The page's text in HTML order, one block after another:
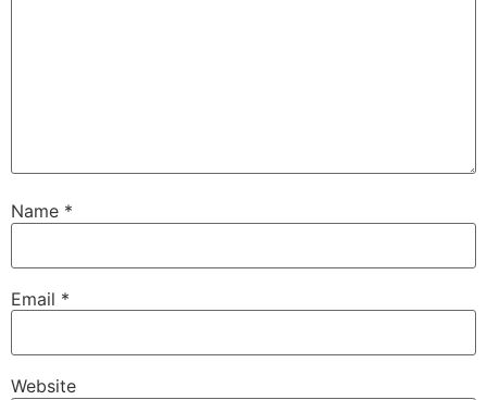
Name *
Email *
Website